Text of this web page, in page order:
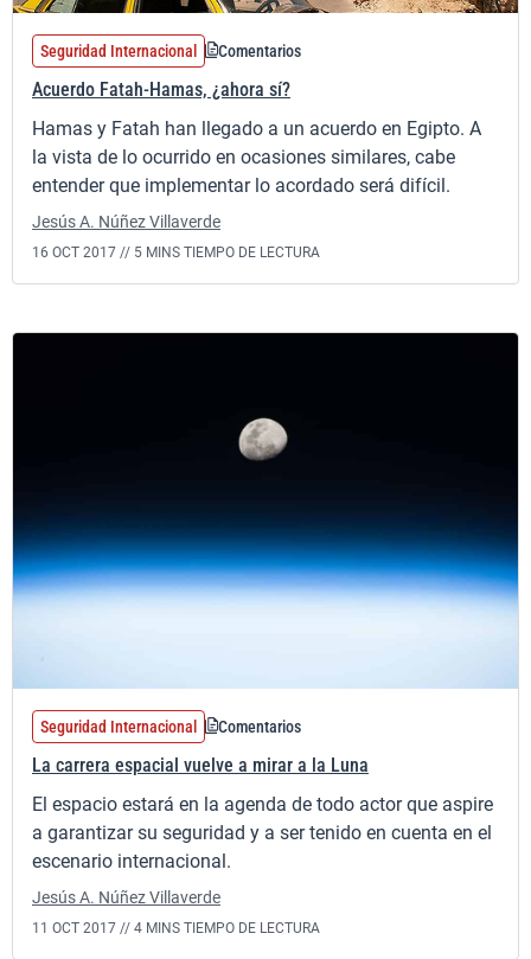
Seguridad Internacional Comentarios
Acuerdo Fatah-Hamas, ¿ahora sí?
Hamas y Fatah han llegado a un acuerdo en Egipto. A
la vista de lo ocurrido en ocasiones similares, cabe
entender que implementar lo acordado será difícil.
Jesús A. Núñez Villaverde
16 OCT 2017 // 5 MINS TIEMPO DE LECTURA
Seguridad Internacional Comentarios
La carrera espacial vuelve a mirar a la Luna
El espacio estará en la agenda de todo actor que aspire
a garantizar su seguridad y a ser tenido en cuenta en el
escenario internacional.
Jesús A. Núñez Villaverde
11 OCT 2017 // 4 MINS TIEMPO DE LECTURA